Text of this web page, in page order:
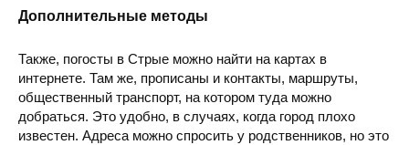
Дополнительные методы
Также, погосты в Стрые можно найти на картах в
интернете. Там же, прописаны и контакты, маршруты,
общественный транспорт, на котором туда можно
добраться. Это удобно, в случаях, когда город плохо
известен. Адреса можно спросить у родственников, но это